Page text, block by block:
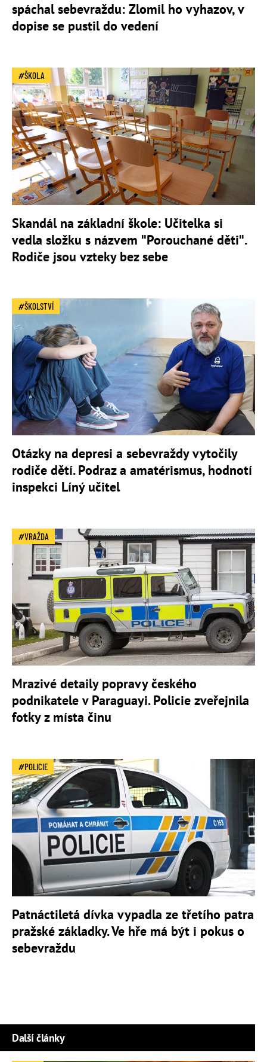
spáchal sebevraždu: Zlomil ho vyhazov, v
dopise se pustil do vedení
ŠKOLA
Skandál na základní škole: Učitelka si
vedla složku s názvem "Porouchané děti".
Rodiče jsou vzteky bez sebe
ŠKOLSTVÍ
Otázky na depresi a sebevraždy vytočily
rodiče dětí. Podraz a amatérismus, hodnotí
inspekci Líný učitel
VRAŽDA
Mrazivé detaily popravy českého
podnikatele v Paraguayi. Policie zveřejnila
fotky z místa činu
POLICIE
Patnáctiletá dívka vypadla ze třetího patra
pražské základky. Ve hře má být i pokus o
sebevraždu
Další články